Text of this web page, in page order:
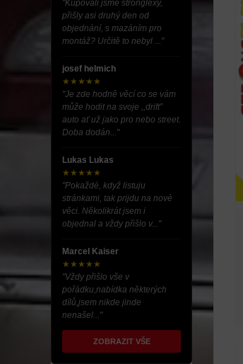
"Kupovali jsme stronglexy,
přišly asi druhý den od
objednání, s mazáním pro
montáž? Určitě to nebyl ..."
josef helmich
★★★★★
"Je zde hodně věcí co se vám
může hodit na svoje ,,drift”
auto ať už jako pro nebo street.
Doba dodán..."
Lukas Lukas
★★★★★
"Pokaždé, když listuju
stránkami, tak prijdu na nové
věci. Několikrát jsem i
objednal a vždy přišlo v..."
Marcel Kaiser
★★★★★
"Vždy přišlo vše v
pořádku,nabídka některých
dílů,jsem nikde jinde
nenašel..."
ZOBRAZIT VŠE